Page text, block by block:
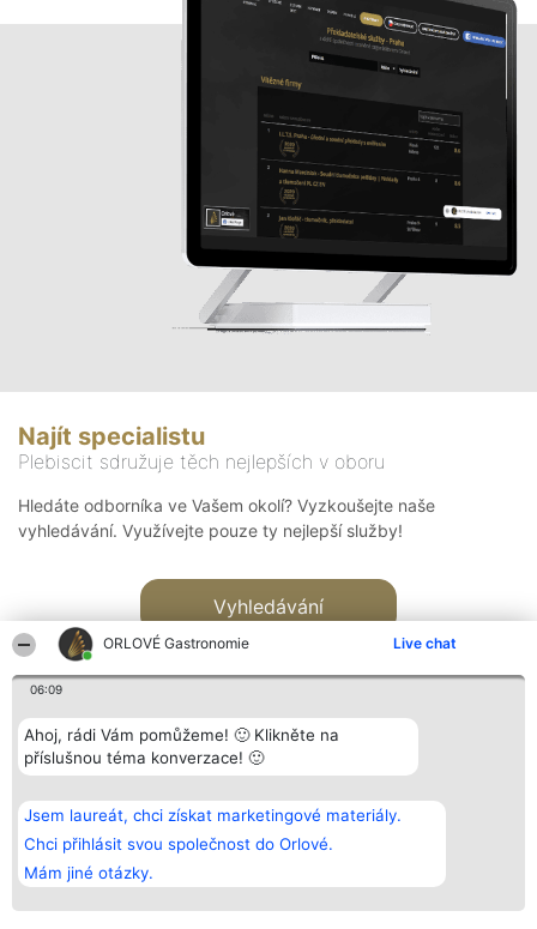
ORLOVÉ Gastronomie Live chat
06:09
Ahoj, rádi Vám pomůžeme! 🙂 Klikněte na
příslušnou téma konverzace! 🙂
Jsem laureát, chci získat marketingové materiály.
Chci přihlásit svou společnost do Orlové.
Mám jiné otázky.
Najít specialistu
Plebiscit sdružuje těch nejlepších v oboru
Hledáte odborníka ve Vašem okolí? Vyzkoušejte naše
vyhledávání. Využívejte pouze ty nejlepší služby!
Vyhledávání
Bright Side Solutions sp. z o.
o. sp. k.
ul. Ruska 22
Wrocław 50-079
KRS 0000749100 | Regon
381313360 | NIP 8943132676
Vítězové
Seznam všech
laureátů
Zásady
Zásady
Kontakt